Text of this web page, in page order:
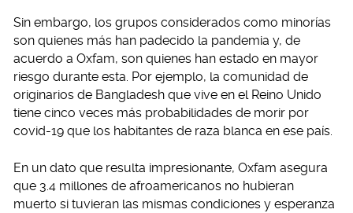
Sin embargo, los grupos considerados como minorías
son quienes más han padecido la pandemia y, de
acuerdo a Oxfam, son quienes han estado en mayor
riesgo durante esta. Por ejemplo, la comunidad de
originarios de Bangladesh que vive en el Reino Unido
tiene cinco veces más probabilidades de morir por
covid-19 que los habitantes de raza blanca en ese país.
En un dato que resulta impresionante, Oxfam asegura
que 3.4 millones de afroamericanos no hubieran
muerto si tuvieran las mismas condiciones y esperanza